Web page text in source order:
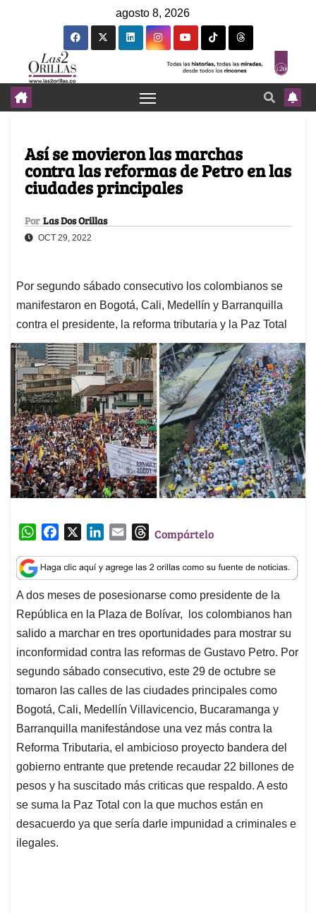
agosto 8, 2026
Así se movieron las marchas
contra las reformas de Petro en las
ciudades principales
Por Las Dos Orillas
OCT 29, 2022
Por segundo sábado consecutivo los colombianos se
manifestaron en Bogotá, Cali, Medellín y Barranquilla
contra el presidente, la reforma tributaria y la Paz Total
W
a
t
s
A
p
p
c
e
b
o
o
k
n
k
e
d
I
n
a
i
l
T
r
e
a
d
s
Compártelo
A dos meses de posesionarse como presidente de la
República en la Plaza de Bolívar, los colombianos han
salido a marchar en tres oportunidades para mostrar su
inconformidad contra las reformas de Gustavo Petro. Por
segundo sábado consecutivo, este 29 de octubre se
tomaron las calles de las ciudades principales como
Bogotá, Cali, Medellín Villavicencio, Bucaramanga y
Barranquilla manifestándose una vez más contra la
Reforma Tributaria, el ambicioso proyecto bandera del
gobierno entrante que pretende recaudar 22 billones de
pesos y ha suscitado más criticas que respaldo. A esto
se suma la Paz Total con la que muchos están en
desacuerdo ya que sería darle impunidad a criminales e
ilegales.